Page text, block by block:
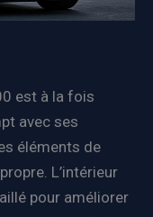
est à la fois
avec ses
éléments de
L’intérieur
pour améliorer